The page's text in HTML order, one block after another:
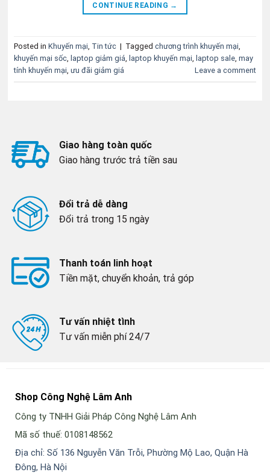
CONTINUE READING →
Posted inKhuyến mại, Tin tức | Taggedchương trình khuyến mại,
khuyến mại sốc, laptop giảm giá, laptop khuyến mại, laptop sale,may
tính khuyến mại,ưu đãi giảm giá Leave a comment
Giao hàng toàn quốc
Giao hàng trước trả tiền sau
Đổi trả dễ dàng
Đổi trả trong 15 ngày
Thanh toán linh hoạt
Tiền mặt, chuyển khoản, trả góp
Tư vấn nhiệt tình
Tư vấn miễn phí 24/7
Shop Công Nghệ Lâm Anh
Công ty TNHH Giải Pháp Công Nghệ Lâm Anh
Mã số thuế: 0108148562
Địa chỉ: Số 136 Nguyễn Văn Trỗi, Phường Mộ Lao, Quận Hà
Đông, Hà Nội